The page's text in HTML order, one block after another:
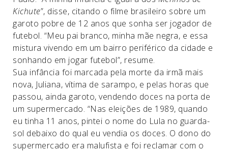
Kichute”, disse, citando o filme brasileiro sobre um
garoto pobre de 12 anos que sonha ser jogador de
futebol. “Meu pai branco, minha mãe negra, e essa
mistura vivendo em um bairro periférico da cidade e
sonhando em jogar futebol”, resume.
Sua infância foi marcada pela morte da irmã mais
nova, Juliana, vítima de sarampo, e pelas horas que
passou, ainda garoto, vendendo doces na porta de
um supermercado. “Nas eleições de 1989, quando
eu tinha 11 anos, pintei o nome do Lula no guarda-
sol debaixo do qual eu vendia os doces. O dono do
supermercado era malufista e foi reclamar com o